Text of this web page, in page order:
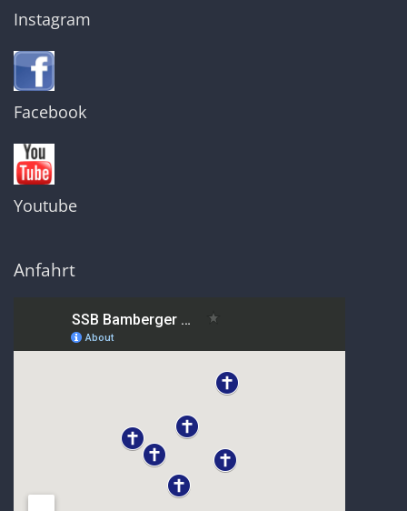
Instagram
Facebook
Youtube
Anfahrt